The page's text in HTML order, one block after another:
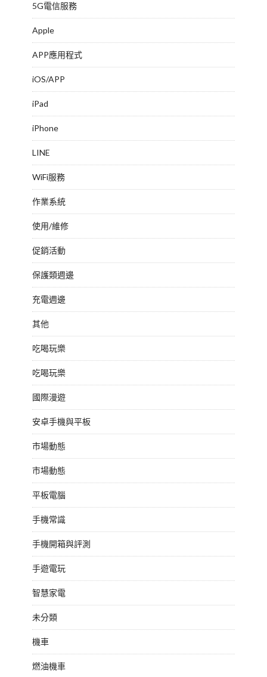
5G電信服務
Apple
APP應用程式
iOS/APP
iPad
iPhone
LINE
WiFi服務
作業系統
使用/維修
促銷活動
保護類週邊
充電週邊
其他
吃喝玩樂
吃喝玩樂
國際漫遊
安卓手機與平板
市場動態
市場動態
平板電腦
手機常識
手機開箱與評測
手遊電玩
智慧家電
未分類
機車
燃油機車